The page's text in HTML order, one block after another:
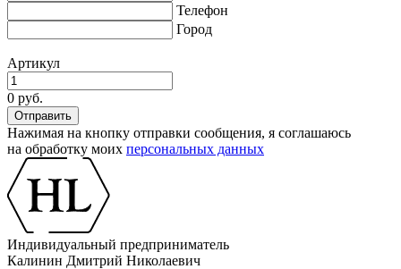
Телефон
Город
Артикул
0 руб.
Нажимая на кнопку отправки сообщения, я соглашаюсь
на обработку моих персональных данных
Индивидуальный предприниматель
Калинин Дмитрий Николаевич